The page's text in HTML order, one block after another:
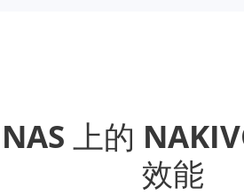
上的
效能